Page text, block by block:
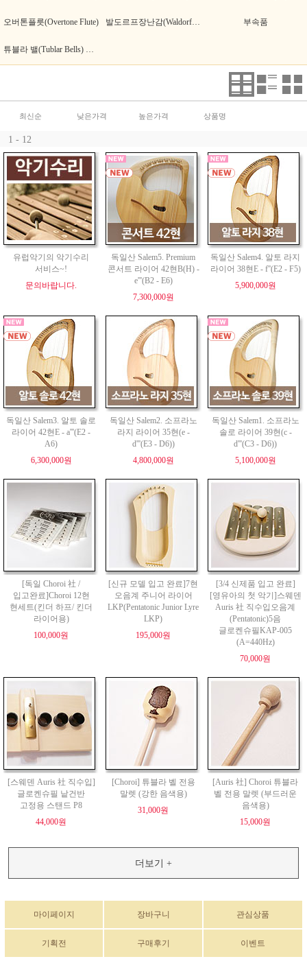
오버톤플릇(Overtone Flute) 부속품
최신순 낮은가격 높은가격 상품명
1 - 12
유럽악기의 악기수리
서비스~!
문의바랍니다.
독일산 Salem5. Premium
콘서트 라이어 42현B(H) -
e'''(B2 - E6)
7,300,000원
독일산 Salem4. 알토 라지
라이어 38현E - f''(E2 - F5)
5,900,000원
독일산 Salem3. 알토 솔로
라이어 42현E - a'''(E2 -
A6)
6,300,000원
독일산 Salem2. 소프라노
라지 라이어 35현(e -
d'''(E3 - D6))
4,800,000원
독일산 Salem1. 소프라노
솔로 라이어 39현(c -
d'''(C3 - D6))
5,100,000원
[독일 Choroi 社 /
입고완료]Choroi 12현
현세트(킨더 하프/ 킨더
라이어용)
100,000원
[신규 모델 입고 완료]7현
오음계 주니어 라이어
LKP(Pentatonic Junior Lyre
LKP)
195,000원
[3/4 신제품 입고 완료]
[영유아의 첫 악기]스웨덴
Auris 社 직수입오음계
(Pentatonic)5음
글로켄슈필KAP-005
(A=440Hz)
70,000원
[스웨덴 Auris 社 직수입]
글로켄슈필 낱건반
고정용 스탠드 P8
44,000원
[Choroi] 튜블라 벨 전용
말렛 (강한 음색용)
31,000원
[Auris 社] Choroi 튜블라
벨 전용 말렛 (부드러운
음색용)
15,000원
더보기 +
마이페이지 장바구니 관심상품
기획전 구매후기 이벤트